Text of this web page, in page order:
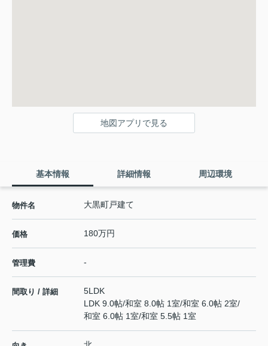
地図アプリで見る
基本情報 詳細情報 周辺環境
物件名 大黒町戸建て
価格 180万円
管理費 -
間取り / 詳細
5LDK
LDK 9.0帖/和室 8.0帖 1室/和室 6.0帖 2室/
和室 6.0帖 1室/和室 5.5帖 1室